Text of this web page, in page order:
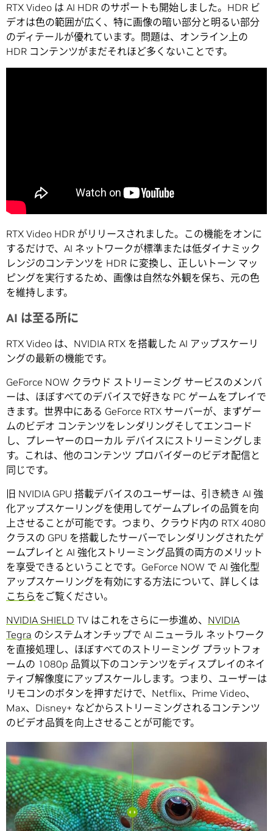
RTX Video は AI HDR のサポートも開始しました。HDR ビ
デオは色の範囲が広く、特に画像の暗い部分と明るい部分
のディテールが優れています。問題は、オンライン上の
HDR コンテンツがまだそれほど多くないことです。
RTX Video HDR がリリースされました。この機能をオンに
するだけで、AI ネットワークが標準または低ダイナミック
レンジのコンテンツを HDR に変換し、正しいトーン マッ
ピングを実行するため、画像は自然な外観を保ち、元の色
を維持します。
AI は至る所に
RTX Video は、NVIDIA RTX を搭載した AI アップスケーリ
ングの最新の機能です。
GeForce NOW クラウド ストリーミング サービスのメンバ
ーは、ほぼすべてのデバイスで好きな PC ゲームをプレイで
きます。世界中にある GeForce RTX サーバーが、まずゲー
ムのビデオ コンテンツをレンダリングそしてエンコード
し、プレーヤーのローカル デバイスにストリーミングしま
す。これは、他のコンテンツ プロバイダーのビデオ配信と
同じです。
旧 NVIDIA GPU 搭載デバイスのユーザーは、引き続き AI 強
化アップスケーリングを使用してゲームプレイの品質を向
上させることが可能です。つまり、クラウド内の RTX 4080
クラスの GPU を搭載したサーバーでレンダリングされたゲ
ームプレイと AI 強化ストリーミング品質の両方のメリット
を享受できるということです。GeForce NOW で AI 強化型
アップスケーリングを有効にする方法について、詳しくは
こちらをご覧ください。
NVIDIA SHIELD TV はこれをさらに一歩進め、 NVIDIA
Tegra のシステムオンチップで AI ニューラル ネットワーク
を直接処理し、ほぼすべてのストリーミング プラットフォ
ームの 1080p 品質以下のコンテンツをディスプレイのネイ
ティブ解像度にアップスケールします。つまり、ユーザーは
リモコンのボタンを押すだけで、Netflix、Prime Video、
Max、Disney+ などからストリーミングされるコンテンツ
のビデオ品質を向上させることが可能です。